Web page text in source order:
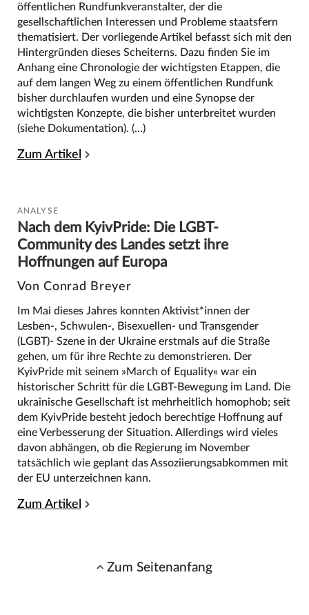
öffentlichen Rundfunkveranstalter, der die
gesellschaftlichen Interessen und Probleme staatsfern
thematisiert. Der vorliegende Artikel befasst sich mit den
Hintergründen dieses Scheiterns. Dazu finden Sie im
Anhang eine Chronologie der wichtigsten Etappen, die
auf dem langen Weg zu einem öffentlichen Rundfunk
bisher durchlaufen wurden und eine Synopse der
wichtigsten Konzepte, die bisher unterbreitet wurden
(siehe Dokumentation). (…)
Zum Artikel
ANALYSE
Nach dem KyivPride: Die LGBT-
Community des Landes setzt ihre
Hoffnungen auf Europa
Von Conrad Breyer
Im Mai dieses Jahres konnten Aktivist*innen der
Lesben-, Schwulen-, Bisexuellen- und Transgender
(LGBT)- Szene in der Ukraine erstmals auf die Straße
gehen, um für ihre Rechte zu demonstrieren. Der
KyivPride mit seinem »March of Equality« war ein
historischer Schritt für die LGBT-Bewegung im Land. Die
ukrainische Gesellschaft ist mehrheitlich homophob; seit
dem KyivPride besteht jedoch berechtige Hoffnung auf
eine Verbesserung der Situation. Allerdings wird vieles
davon abhängen, ob die Regierung im November
tatsächlich wie geplant das Assoziierungsabkommen mit
der EU unterzeichnen kann.
Zum Artikel
Zum Seitenanfang